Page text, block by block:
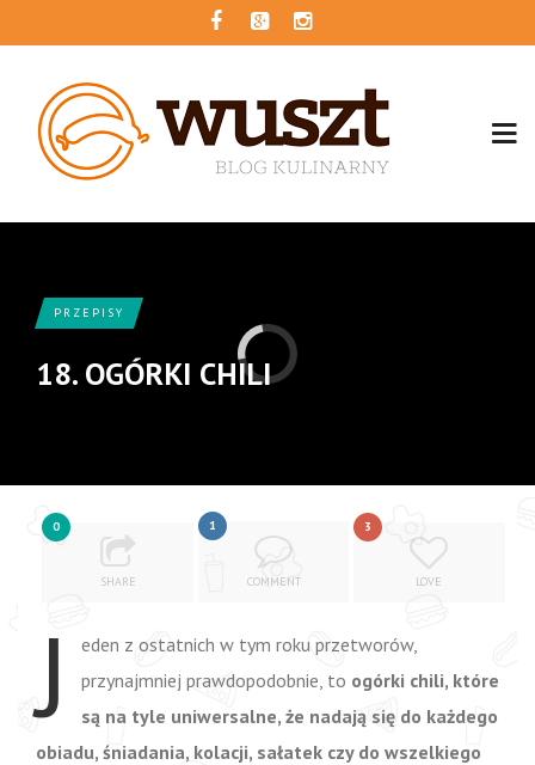
PRZEPISY
18. OGÓRKI CHILI
0
SHARE
1
COMMENT
3
LOVE
J
eden z ostatnich w tym roku przetworów,
przynajmniej prawdopodobnie, to ogórki chili, które
są na tyle uniwersalne, że nadają się do każdego
obiadu, śniadania, kolacji, sałatek czy do wszelkiego